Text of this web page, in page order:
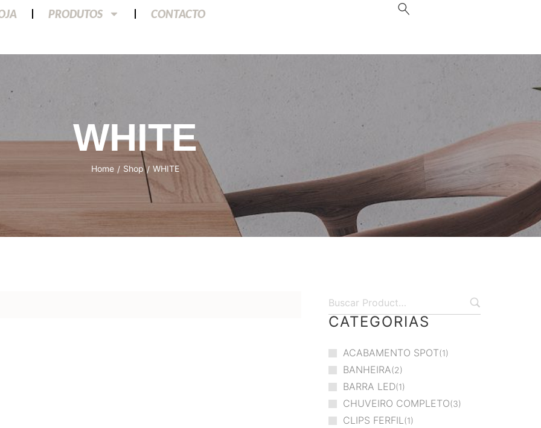
PRODUTOS CONTACTO
WHITE
Home / Shop / WHITE
CATEGORIAS
ACABAMENTO SPOT 1
BANHEIRA 2
BARRA LED 1
CHUVEIRO COMPLETO 3
CLIPS FERFIL 1